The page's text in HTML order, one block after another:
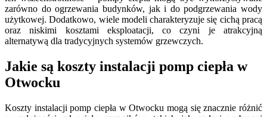
zarówno do ogrzewania budynków, jak i do podgrzewania wody
użytkowej. Dodatkowo, wiele modeli charakteryzuje się cichą pracą
oraz niskimi kosztami eksploatacji, co czyni je atrakcyjną
alternatywą dla tradycyjnych systemów grzewczych.
Jakie są koszty instalacji pomp ciepła w
Otwocku
Koszty instalacji pomp ciepła w Otwocku mogą się znacznie różnić